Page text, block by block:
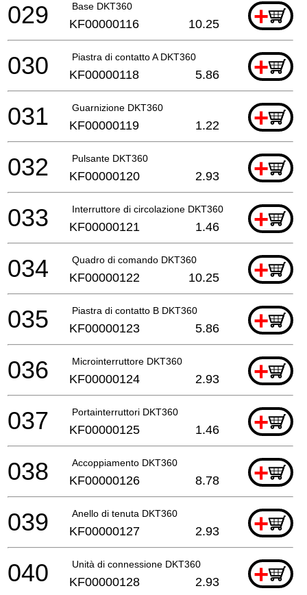
Base DKT360 +
029 KF00000116 10.25
Piastra di contatto A DKT360 +
030 KF00000118 5.86
Guarnizione DKT360 +
031 KF00000119 1.22
Pulsante DKT360 +
032 KF00000120 2.93
Interruttore di circolazione DKT360 +
033 KF00000121 1.46
Quadro di comando DKT360 +
034 KF00000122 10.25
Piastra di contatto B DKT360 +
035 KF00000123 5.86
Microinterruttore DKT360 +
036 KF00000124 2.93
Portainterruttori DKT360 +
037 KF00000125 1.46
Accoppiamento DKT360 +
038 KF00000126 8.78
Anello di tenuta DKT360 +
039 KF00000127 2.93
Unità di connessione DKT360 +
040 KF00000128 2.93